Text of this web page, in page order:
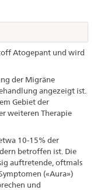
Atogepant und wird
der Migräne
angezeigt ist.
Gebiet der
weiteren Therapie
10-15% der
betroffen ist. Die
auftretende, oftmals
(«Aura»)
und